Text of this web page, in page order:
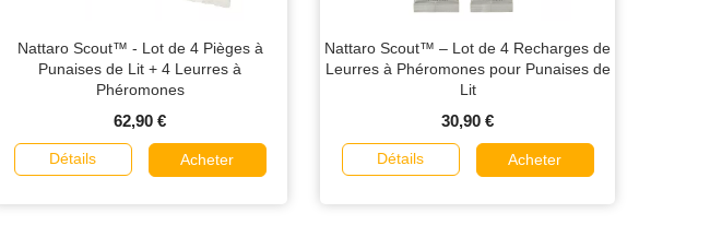
Nattaro Scout™ - Lot de 4 Pièges à
Punaises de Lit + 4 Leurres à
Phéromones
62,90 €
Détails Acheter
Nattaro Scout™ – Lot de 4 Recharges de
Leurres à Phéromones pour Punaises de
Lit
30,90 €
Détails Acheter